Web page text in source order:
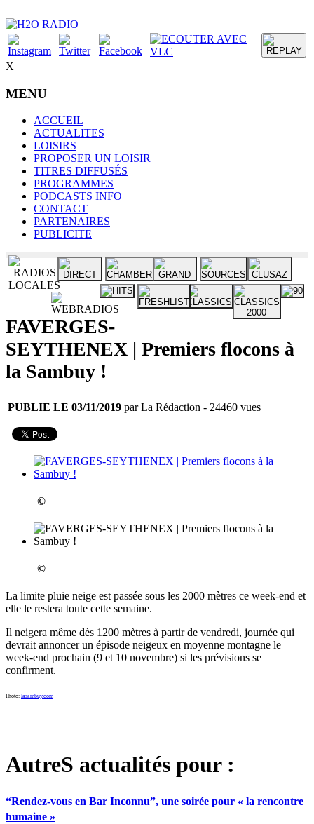
X
MENU
ACCUEIL
ACTUALITES
LOISIRS
PROPOSER UN LOISIR
TITRES DIFFUSÉS
PROGRAMMES
PODCASTS INFO
CONTACT
PARTENAIRES
PUBLICITE
FAVERGES-
SEYTHENEX | Premiers flocons à
la Sambuy !
PUBLIE LE 03/11/2019 par La Rédaction - 24460 vues
©
©
La limite pluie neige est passée sous les 2000 mètres ce week-end et
elle le restera toute cette semaine.
Il neigera même dès 1200 mètres à partir de vendredi, journée qui
devrait annoncer un épisode neigeux en moyenne montagne le
week-end prochain (9 et 10 novembre) si les prévisions se
confirment.
Photo: lasambuy.com
AutreS actualités pour :
“Rendez-vous en Bar Inconnu”, une soirée pour « la rencontre
humaine »